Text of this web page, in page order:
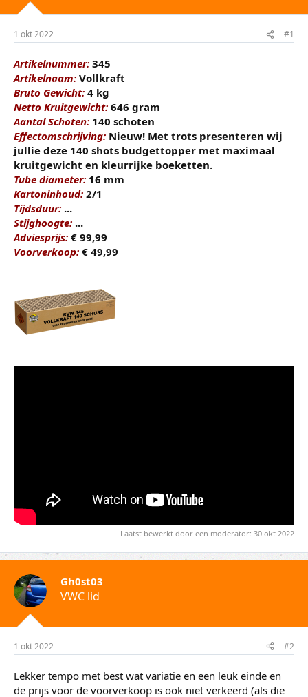
t
m
1 okt 2022 #1
Artikelnummer: 345
Artikelnaam: Vollkraft
Bruto Gewicht: 4 kg
Netto Kruitgewicht: 646 gram
Aantal Schoten: 140 schoten
Effectomschrijving: Nieuw! Met trots presenteren wij
jullie deze 140 shots budgettopper met maximaal
kruitgewicht en kleurrijke boeketten.
Tube diameter: 16 mm
Kartoninhoud: 2/1
Tijdsduur: ...
Stijghoogte: ...
Adviesprijs: € 99,99
Voorverkoop: € 49,99
Laatst bewerkt door een moderator: 30 okt 2022
Gh0st03
VWC lid
1 okt 2022 #2
Lekker tempo met best wat variatie en een leuk einde en
de prijs voor de voorverkoop is ook niet verkeerd (als die